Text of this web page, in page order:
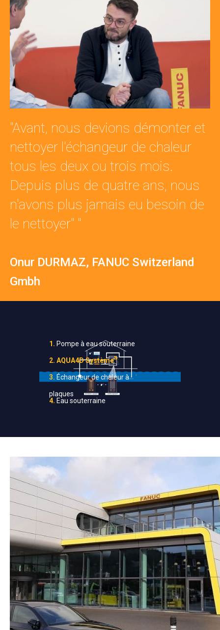
"Avant, nous devions démonter et
nettoyer l'échangeur de chaleur
tous les deux ou trois mois.
Depuis plus de quatre ans, nous
n'avons plus jamais eu besoin de
le nettoyer" "
Onur DURMAZ, FANUC Switzerland
Gmbh
1. Pompe à eau souterraine
2. AQUA4D Système®.
3. Échangeur de chaleur à
plaques
4. Eau souterraine